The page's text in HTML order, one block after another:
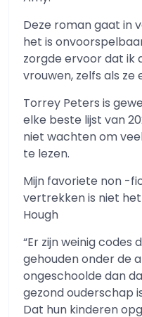
Deze roman gaat in
het is
zorgde ervoor dat ik
vrouwen, zelfs als
Torrey Peters is
elke beste lijst van
niet wachten om
te lezen.
Mijn favoriete non -
vertrekken is niet
Hough
“Er zijn weinig codes
gehouden onder de
ongeschoolde dan
gezond ouderschap
Dat hun kinderen